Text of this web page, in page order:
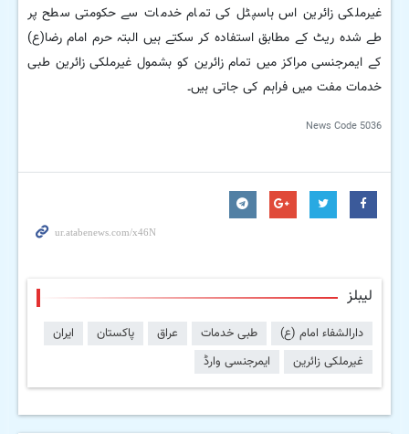
غیرملکی زائرین اس ہاسپٹل کی تمام خدمات سے حکومتی سطح پر
طے شدہ ریٹ کے مطابق استفادہ کر سکتے ہیں البتہ حرم امام رضا(ع)
کے ایمرجنسی مراکز میں تمام زائرین کو بشمول غیرملکی زائرین طبی
خدمات مفت میں فراہم کی جاتی ہیں۔
News Code 5036
لیبلز
دارالشفاء امام (ع) طبی خدمات عراق پاکستان
ایران
غیرملکی زائرین
ایمرجنسی وارڈ